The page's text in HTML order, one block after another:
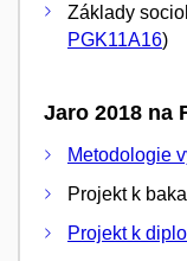
Základy
PGK11A16)
Jaro 2018 na
Metodologie
Projekt k
Projekt k